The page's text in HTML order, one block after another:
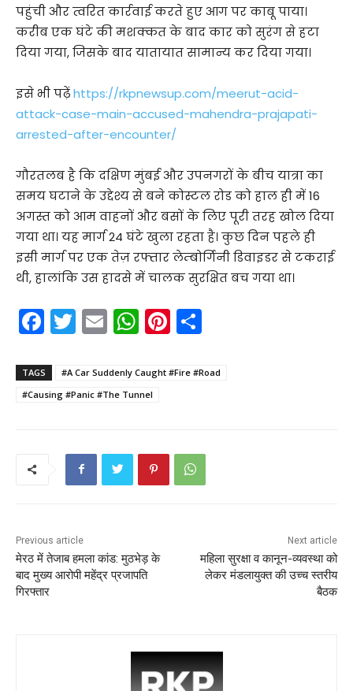
पहुंची और त्वरित कार्रवाई करते हुए आग पर काबू पाया।
करीब एक घंटे की मशक्कत के बाद कार को सुरंग से हटा
दिया गया, जिसके बाद यातायात सामान्य कर दिया गया।
इसे भी पढ़ेंhttps://rkpnewsup.com/meerut-acid-
attack-case-main-accused-mahendra-prajapati-
arrested-after-encounter/
गौरतलब है कि दक्षिण मुंबई और उपनगरों के बीच यात्रा का
समय घटाने के उद्देश्य से बने कोस्टल रोड को हाल ही में 16
अगस्त को आम वाहनों और बसों के लिए पूरी तरह खोल दिया
गया था। यह मार्ग 24 घंटे खुला रहता है। कुछ दिन पहले ही
इसी मार्ग पर एक तेज़ रफ्तार लेम्बोर्गिनी डिवाइडर से टकराई
थी, हालांकि उस हादसे में चालक सुरक्षित बच गया था।
F
a
c
e
T
w
itt
er
E
m
ai
l
W
h
a
ts
p
p
Pi
nt
er ar
TAGS
#A Car Suddenly Caught #Fire #Road
#Causing #Panic #The Tunnel
Previous article
मेरठ में तेजाब हमला कांड: मुठभेड़ के
बाद मुख्य आरोपी महेंद्र प्रजापति
गिरफ्तार
Next article
महिला सुरक्षा व कानून-व्यवस्था को
लेकर मंडलायुक्त की उच्च स्तरीय
बैठक